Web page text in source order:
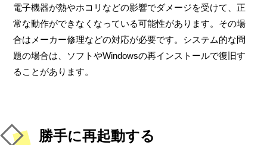
電子機器が熱やホコリなどの影響でダメージを受けて、正
常な動作ができなくなっている可能性があります。その場
合はメーカー修理などの対応が必要です。システム的な問
題の場合は、ソフトやWindowsの再インストールで復旧す
ることがあります。
勝手に再起動する